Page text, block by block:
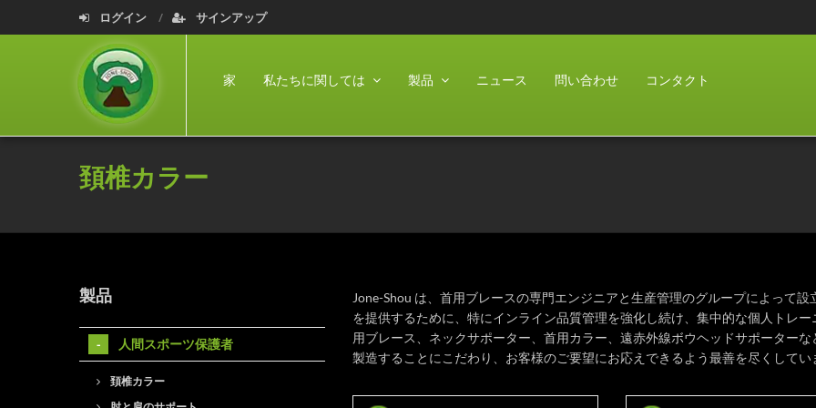
ログイン サインアップ
家 私たちに関しては 製品 ニュース 問い合わせ コンタクト
頚椎カラー
Jone-Shou は、首用ブレースの専門エンジニアと生産管理のグループによって
を提供するために、特にインライン品質管理を強化し続け、集中的な個人トレ
用ブレース、ネックサポーター、首用カラー、遠赤外線ボウヘッドサポーター
製造することにこだわり、お客様のご要望にお応えできるよう最善を尽くしてい
製品
人間スポーツ保護者
頚椎カラー